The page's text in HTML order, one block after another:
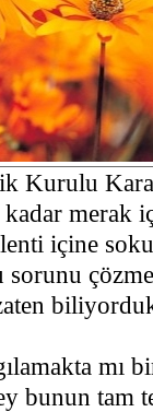
Kurulu
merak
içine
sorunu
zaten
mı
bunun tam